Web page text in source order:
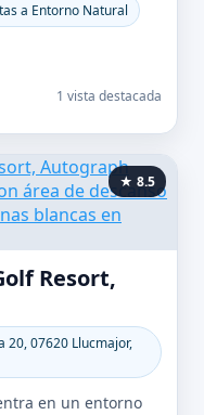
a Entorno Natural
1 vista destacada
★ 8.5
Resort,
20, 07620 Llucmajor,
en un entorno